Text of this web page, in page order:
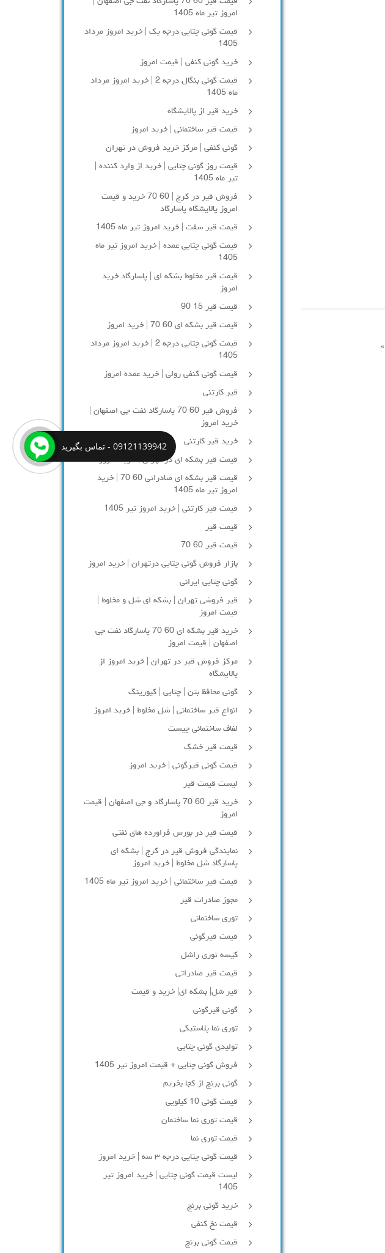
»
امروز تیر ماه 1405
قیمت گونی چتایی درجه یک | خرید امروز مرداد
1405
خرید گونی کنفی | قیمت امروز
قیمت گونی بنگال درجه 2 | خرید امروز مرداد
ماه 1405
خرید قیر از پالایشگاه
قیمت قیر ساختمانی | خرید امروز
گونی کنفی | مرکز خرید فروش در تهران
قیمت روز گونی چتایی | خرید از وارد کننده |
تیر ماه 1405
فروش قیر در کرج | 60 70 خرید و قیمت
امروز پالایشگاه پاسارگاد
قیمت قیر سفت | خرید امروز تیر ماه 1405
قیمت گونی چتایی عمده | خرید امروز تیر ماه
1405
قیمت قیر مخلوط بشکه ای | پاسارگاد خرید
امروز
قیمت قیر 15 90
قیمت قیر بشکه ای 60 70 | خرید امروز
قیمت گونی چتایی درجه 2 | خرید امروز مرداد
1405
قیمت گونی کنفی رولی | خرید عمده امروز
قیر کارتنی
فروش قیر 60 70 پاسارگاد نفت جی اصفهان |
خرید امروز
خرید قیر کارتنی
قیمت قیر بشکه ای در تهران | خرید امروز
قیمت قیر بشکه ای صادراتی 60 70 | خرید
امروز تیر ماه 1405
قیمت قیر کارتنی | خرید امروز تیر 1405
قیمت قیر
قیمت قیر 60 70
بازار فروش گونی چتایی درتهران | خرید امروز
گونی چتایی ایرانی
قیر فروشی تهران | بشکه ای شل و مخلوط |
قیمت امروز
خرید قیر بشکه ای 60 70 پاسارگاد نفت جی
اصفهان | قیمت امروز
مرکز فروش قیر در تهران | خرید امروز از
پالایشگاه
گونی محافظ بتن | چتایی | کیورینگ
انواع قیر ساختمانی | شل مخلوط | خرید امروز
لفاف ساختمانی چیست
قیمت قیر خشک
قیمت گونی قیرگونی | خرید امروز
لیست قیمت قیر
خرید قیر 60 70 پاسارگاد و جی اصفهان | قیمت
امروز
قیمت قیر در بورس فراورده های نفتی
نمایندگی فروش قیر در کرج | بشکه ای
پاسارگاد شل مخلوط | خرید امروز
قیمت قیر ساختمانی | خرید امروز تیر ماه 1405
مجوز صادرات قیر
توری ساختمانی
قیمت قیرگونی
کیسه توری راشل
قیمت قیر صادراتی
قیر شل| بشکه ای| خرید و قیمت
گونی قیرگونی
توری نما پلاستیکی
تولیدی گونی چتایی
فروش گونی چتایی + قیمت امروز تیر 1405
گونی برنج از کجا بخریم
قیمت گونی 10 کیلویی
قیمت توری نما ساختمان
قیمت توری نما
قیمت گونی چتایی درجه ۳ سه | خرید امروز
لیست قیمت گونی چتایی | خرید امروز تیر
1405
خرید گونی برنج
قیمت نخ کنفی
قیمت گونی برنج
09121139942 - تماس بگیرید